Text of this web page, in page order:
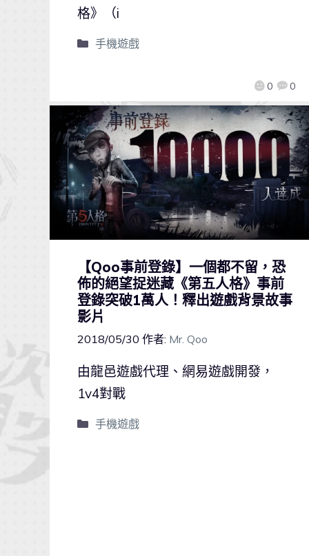
0 0
格》（i
手機遊戲
【Qoo事前登錄】一個都不留，恐
佈的絕望捉迷藏《第五人格》事前
登錄突破1萬人！釋出遊戲背景故事
影片
2018/05/30 作者: Mr. Qoo
由龍邑遊戲代理、網易遊戲開發，
1v4對戰
手機遊戲